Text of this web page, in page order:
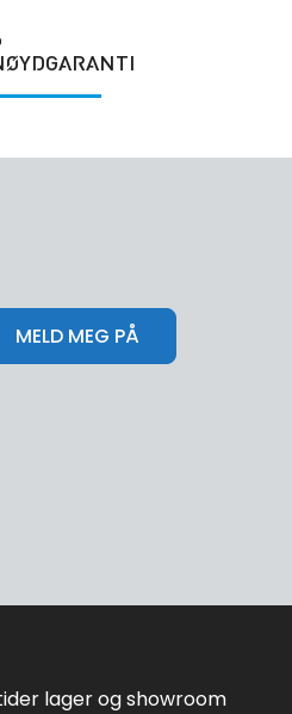
lager og showroom